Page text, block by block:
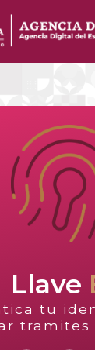
Llave
tu
tramites